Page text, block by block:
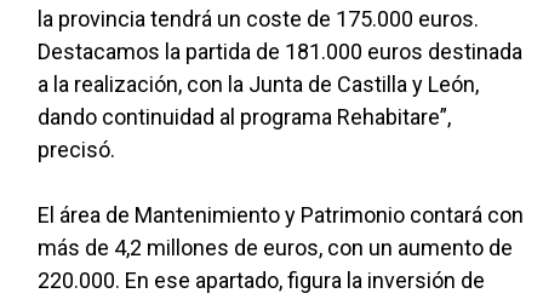
la provincia tendrá un coste de 175.000 euros.
Destacamos la partida de 181.000 euros destinada
a la realización, con la Junta de Castilla y León,
dando continuidad al programa Rehabitare”,
precisó.
El área de Mantenimiento y Patrimonio contará con
más de 4,2 millones de euros, con un aumento de
220.000. En ese apartado, figura la inversión de